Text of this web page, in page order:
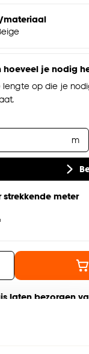
materiaal
hoeveel je nodig
lengte op die je
m
strekkende meter
laten bezorgen